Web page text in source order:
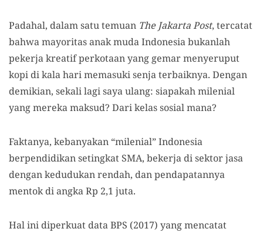
Padahal, dalam satu temuan The Jakarta Post, tercatat
bahwa mayoritas anak muda Indonesia bukanlah
pekerja kreatif perkotaan yang gemar menyeruput
kopi di kala hari memasuki senja terbaiknya. Dengan
demikian, sekali lagi saya ulang: siapakah milenial
yang mereka maksud? Dari kelas sosial mana?
Faktanya, kebanyakan “milenial” Indonesia
berpendidikan setingkat SMA, bekerja di sektor jasa
dengan kedudukan rendah, dan pendapatannya
mentok di angka Rp 2,1 juta.
Hal ini diperkuat data BPS (2017) yang mencatat